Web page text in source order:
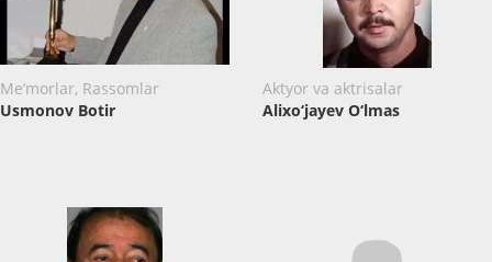
Me’morlar, Rassomlar
Usmonov Botir
Aktyor va aktrisalar
Alixo‘jayev O‘lmas